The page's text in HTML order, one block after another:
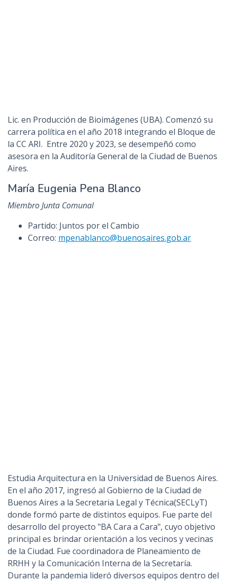
Lic. en Producción de Bioimágenes (UBA). Comenzó su
carrera política en el año 2018 integrando el Bloque de
la CC ARI. Entre 2020 y 2023, se desempeñó como
asesora en la Auditoría General de la Ciudad de Buenos
Aires.
María Eugenia Pena Blanco
Miembro Junta Comunal
Partido: Juntos por el Cambio
Correo: mpenablanco@buenosaires.gob.ar
Estudia Arquitectura en la Universidad de Buenos Aires.
En el año 2017, ingresó al Gobierno de la Ciudad de
Buenos Aires a la Secretaria Legal y Técnica(SECLyT)
donde formó parte de distintos equipos. Fue parte del
desarrollo del proyecto "BA Cara a Cara", cuyo objetivo
principal es brindar orientación a los vecinos y vecinas
de la Ciudad. Fue coordinadora de Planeamiento de
RRHH y la Comunicación Interna de la Secretaría.
Durante la pandemia lideró diversos equipos dentro del